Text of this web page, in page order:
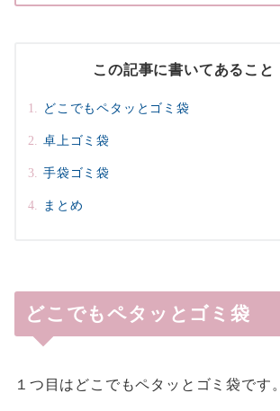
この記事に書いてあること
どこでもペタッとゴミ袋
卓上ゴミ袋
手袋ゴミ袋
まとめ
どこでもペタッとゴミ袋
１つ目はどこでもペタッとゴミ袋です。